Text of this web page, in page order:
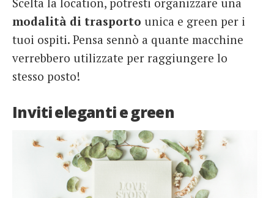
modalità di trasporto unica e green per i
tuoi ospiti. Pensa sennò a quante macchine
verrebbero utilizzate per raggiungere lo
stesso posto!
Inviti eleganti e green